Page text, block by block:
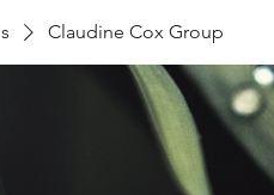
Claudine Cox Group